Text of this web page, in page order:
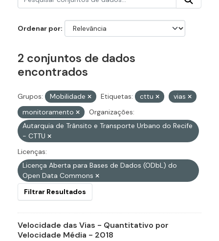
Ordenar por
2 conjuntos de dados
encontrados
Grupos: Mobilidade Etiquetas: cttu
vias
monitoramento
Organizações:
Autarquia de Trânsito e Transporte Urbano do Recife
- CTTU
Licenças:
Licença Aberta para Bases de Dados (ODbL) do
Open Data Commons
Filtrar Resultados
Velocidade das Vias - Quantitativo por
Velocidade Média - 2018